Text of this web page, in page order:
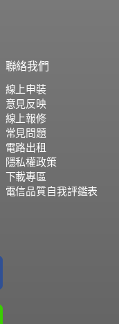
聯絡我們
線上申裝
意見反映
線上報修
常見問題
電路出租
隱私權政策
下載專區
電信品質自我評鑑表